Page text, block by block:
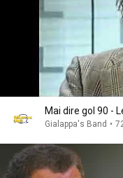
Mai dire gol 90 -
Gialappa's Band •